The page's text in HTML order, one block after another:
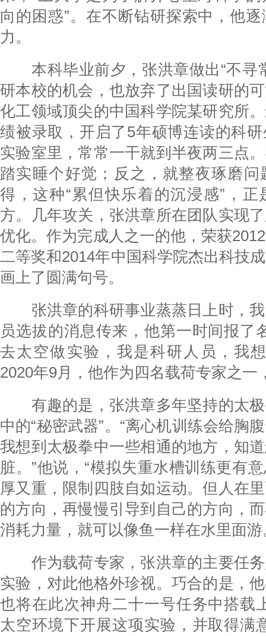
向的困惑”。在不断钻研探索中，他
力。
本科毕业前夕，张洪章做出“不寻
研本校的机会，也放弃了出国读研的
化工领域顶尖的中国科学院某研究所
绩被录取，开启了5年硕博连读的科
实验室里，常常一干就到半夜两三点
踏实睡个好觉；反之，就整夜琢磨
得，这种“累但快乐着的沉浸感”，
方。几年攻关，张洪章所在团队实现
优化。作为完成人之一的他，荣获
二等奖和2014年中国科学院杰出科技
画上了圆满句号。
张洪章的科研事业蒸蒸日上时，我
员选拔的消息传来，他第一时间报了
去太空做实验，我是科研人员，我
2020年9月，他作为四名载荷专家之一
有趣的是，张洪章多年坚持的太极
中的“秘密武器”。“离心机训练会给胸
我想到太极拳中一些相通的地方，知
脏。”他说，“模拟失重水槽训练更有
厚又重，限制四肢自如运动。但人在
的方向，再慢慢引导到自己的方向，
消耗力量，就可以像鱼一样在水里面游
作为载荷专家，张洪章的主要任务
实验，对此他格外珍视。巧合的是，
也将在此次神舟二十一号任务中搭载
太空环境下开展这项实验，并取得满